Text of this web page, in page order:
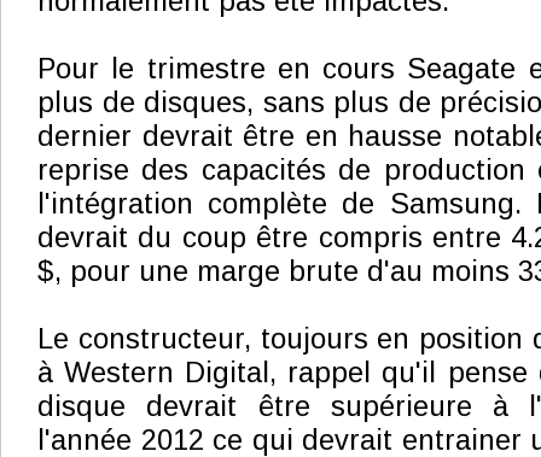
Pour le trimestre en cours Seagate
plus de disques, sans plus de
dernier devrait être en hausse
reprise des capacités de
l'intégration complète de Samsung.
devrait du coup être compris entre
$, pour une marge brute d'au moins
Le constructeur, toujours en position
à Western Digital, rappel qu'il pense
disque devrait être supérieure à
l'année 2012 ce qui devrait entrainer